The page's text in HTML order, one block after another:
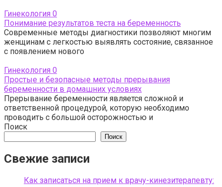
Гинекология 0
Понимание результатов теста на беременность
Современные методы диагностики позволяют многим
женщинам с легкостью выявлять состояние, связанное
с появлением нового
Гинекология 0
Простые и безопасные методы прерывания
беременности в домашних условиях
Прерывание беременности является сложной и
ответственной процедурой, которую необходимо
проводить с большой осторожностью и
Поиск
Поиск
Свежие записи
Как записаться на прием к врачу-кинезитерапевту: